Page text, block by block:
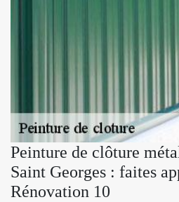
Peinture de clôture
Saint Georges : faites
Rénovation 10